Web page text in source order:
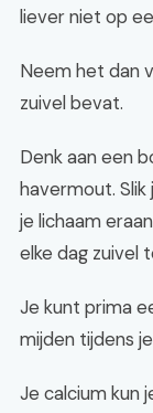
liever niet op
Neem het dan
zuivel bevat.
Denk aan een
havermout.
je lichaam
elke dag zuivel
Je kunt prima
mijden tijdens
Je calcium kun